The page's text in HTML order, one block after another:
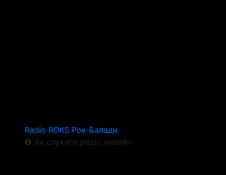
Radio ROKS Рок-Балади
Як слухати радіо онлайн